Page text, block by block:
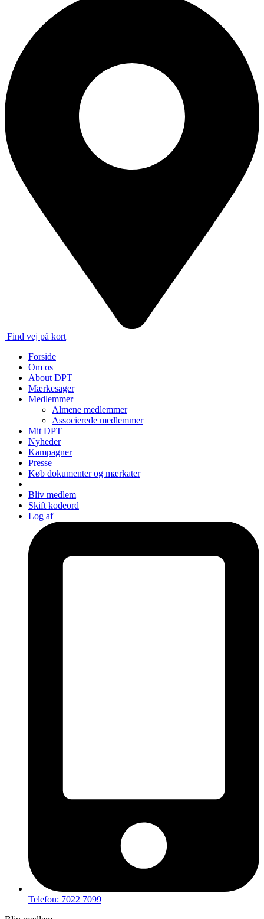
Find vej på kort
Forside
Om os
About DPT
Mærkesager
Medlemmer
Almene medlemmer
Associerede medlemmer
Mit DPT
Nyheder
Kampagner
Presse
Køb dokumenter og mærkater
Bliv medlem
Skift kodeord
Log af
Telefon: 7022 7099